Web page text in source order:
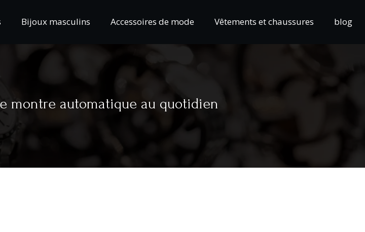
Bijoux masculins Accessoires de mode Vêtements et chaussures blog
montre automatique au quotidien